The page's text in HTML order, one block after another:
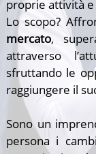
proprie attività e
Lo scopo?
mercato,
attraverso
sfruttando le
raggiungere il
Sono un
persona i